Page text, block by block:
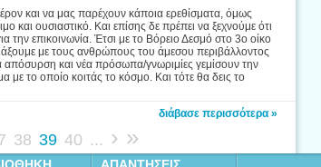
και να μας παρέχουν κάποια ερεθίσματα, όμως
και ουσιαστικό. Και επίσης δε πρέπει να ξεχνούμε ότι
την επικοινωνία. Έτσι με το Βόρειο Δεσμό στο 3ο οίκο
με τους ανθρώπους του άμεσου περιβάλλοντος
απόσυρση και νέα πρόσωπα/γνωριμίες γεμίσουν την
με το οποίο κοιτάς το κόσμο. Και τότε θα δεις το
διάβασε περισσότερα »
38 39 40 ... › »